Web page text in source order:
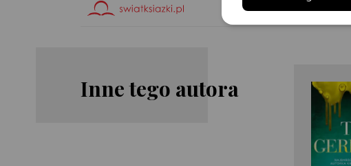
Inne tego autora
Tess
Tess